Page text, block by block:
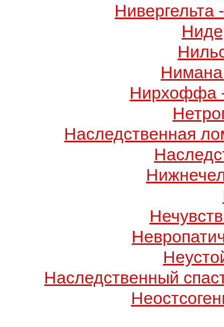
Нимана
Нирхоффа
Наследственная
Наследственный